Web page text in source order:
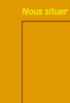
Nous situer